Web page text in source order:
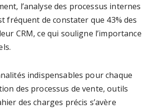
l’analyse des processus internes
fréquent de constater que 43% des
CRM, ce qui souligne l’importance
indispensables pour chaque
des processus de vente, outils
des charges précis s’avère